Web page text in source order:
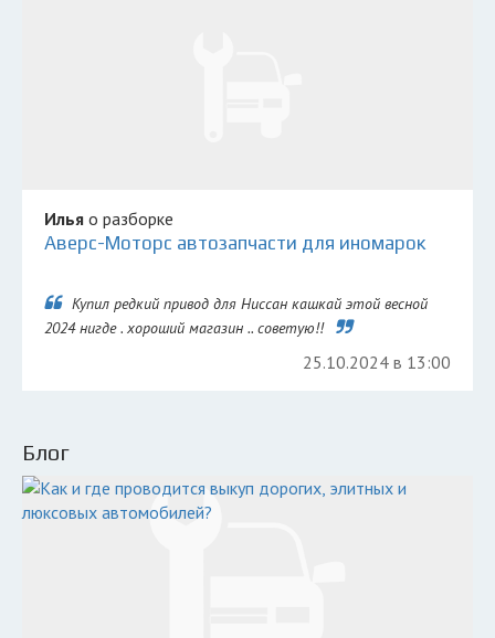
Илья о разборке
Аверс-Моторс автозапчасти для иномарок
Купил редкий привод для Ниссан кашкай этой весной
2024 нигде . хороший магазин .. советую!!
25.10.2024 в 13:00
Блог